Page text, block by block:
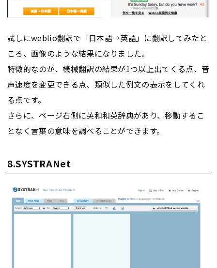
試しにweblio翻訳で「日本語→英語」に翻訳してみたと
ころ、画像のような結果になりました。
特徴的なのが、機械翻訳の結果が1つ以上出てくる点、音
声速度を変更できる点、類似した例文の表示をしてくれ
る点です。
さらに、ページ右側に英和和英辞典があり、移動するこ
となく言葉の意味を調べることができます。
8.SYSTRANet